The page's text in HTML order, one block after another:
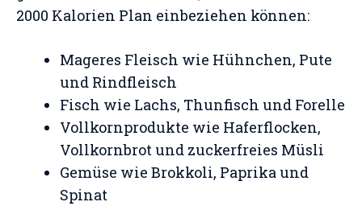
2000 Kalorien Plan einbeziehen können:
Mageres Fleisch wie Hühnchen, Pute
und Rindfleisch
Fisch wie Lachs, Thunfisch und Forelle
Vollkornprodukte wie Haferflocken,
Vollkornbrot und zuckerfreies Müsli
Gemüse wie Brokkoli, Paprika und
Spinat